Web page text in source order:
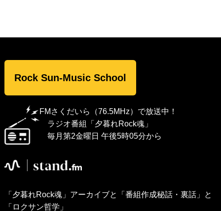
Rock Sun-Music School
FMさくだいら（76.5MHz）で放送中！
ラジオ番組「夕暮れRock魂」
毎月第2金曜日 午後5時05分から
「夕暮れRock魂」アーカイブと「番組作成秘話・裏話」と
「ロクサン哲学」